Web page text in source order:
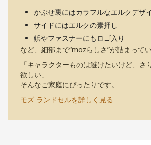
かぶせ裏にはカラフルなエルクデザ
サイドにはエルクの素押し
鋲やファスナーにもロゴ入り
など、細部まで“mozらしさ”が詰まってい
「キャラクターものは避けたいけど、さ
欲しい」
そんなご家庭にぴったりです。
モズ ランドセルを詳しく見る